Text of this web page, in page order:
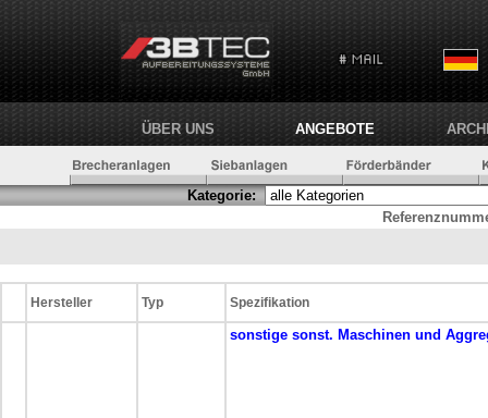
ÜBER UNS ANGEBOTE
Kategorie:
Hersteller Typ Spezifikation
sonstige sonst. Maschinen und